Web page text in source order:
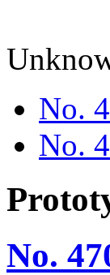
No.
No.
No.